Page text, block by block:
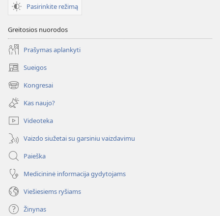
Pasirinkite režimą
Greitosios nuorodos
Prašymas aplankyti
Sueigos
(atsiveria
naujas
langas)
Kongresai
(atsiveria
naujas
langas)
Kas naujo?
Videoteka
Vaizdo siužetai su garsiniu vaizdavimu
Paieška
Medicininė informacija gydytojams
Viešiesiems ryšiams
Žinynas